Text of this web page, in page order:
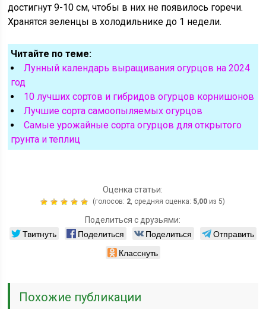
достигнут 9-10 см, чтобы в них не появилось горечи.
Хранятся зеленцы в холодильнике до 1 недели.
Читайте по теме:
Лунный календарь выращивания огурцов на 2024
год
10 лучших сортов и гибридов огурцов корнишонов
Лучшие сорта самоопыляемых огурцов
Самые урожайные сорта огурцов для открытого
грунта и теплиц
Оценка статьи:
(голосов: 2, средняя оценка: 5,00 из 5)
Поделиться с друзьями:
Твитнуть Поделиться Поделиться
Отправить
Класснуть
Похожие публикации